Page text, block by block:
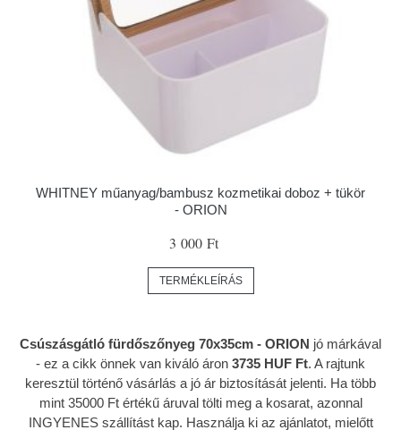
WHITNEY műanyag/bambusz kozmetikai doboz + tükör
- ORION
3 000 Ft
TERMÉKLEÍRÁS
Csúszásgátló fürdőszőnyeg 70x35cm - ORION jó márkával
- ez a cikk önnek van kiváló áron 3735 HUF Ft. A rajtunk
keresztül történő vásárlás a jó ár biztosítását jelenti. Ha több
mint 35000 Ft értékű áruval tölti meg a kosarat, azonnal
INGYENES szállítást kap. Használja ki az ajánlatot, mielőtt